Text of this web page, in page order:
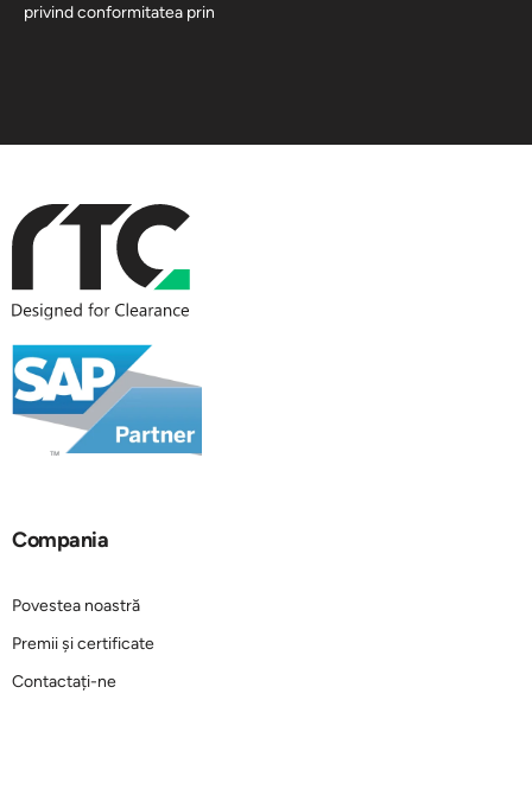
privind conformitatea prin
Compania
Povestea noastră
Premii și certificate
Contactați-ne